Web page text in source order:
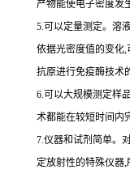
产物能使电子密度发
5.可以定量测定。溶
依据光密度值的变化
抗原进行免疫酶技术
6.可以大规模测定样
术都能在较短时间内
7.仪器和试剂简单。
定放射性的特殊仪器